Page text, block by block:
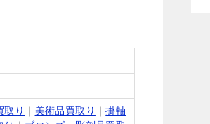
取り ｜ 美術品買取り ｜掛軸